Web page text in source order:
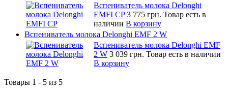
Вспениватель молока Delonghi
EMFI CP 3 775 грн. Товар есть в
наличии В корзину
Вспениватель молока Delonghi EMF 2 W
Вспениватель молока Delonghi EMF
2 W 3 039 грн. Товар есть в наличии
В корзину
Товары 1 - 5 из 5